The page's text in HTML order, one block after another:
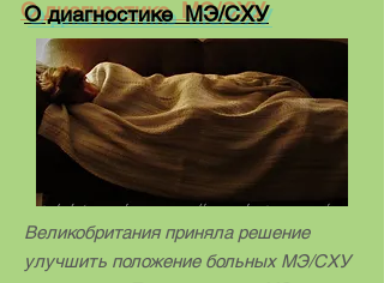
О диагностике МЭ/СХУ
Великобритания приняла решение
улучшить положение больных МЭ/СХУ